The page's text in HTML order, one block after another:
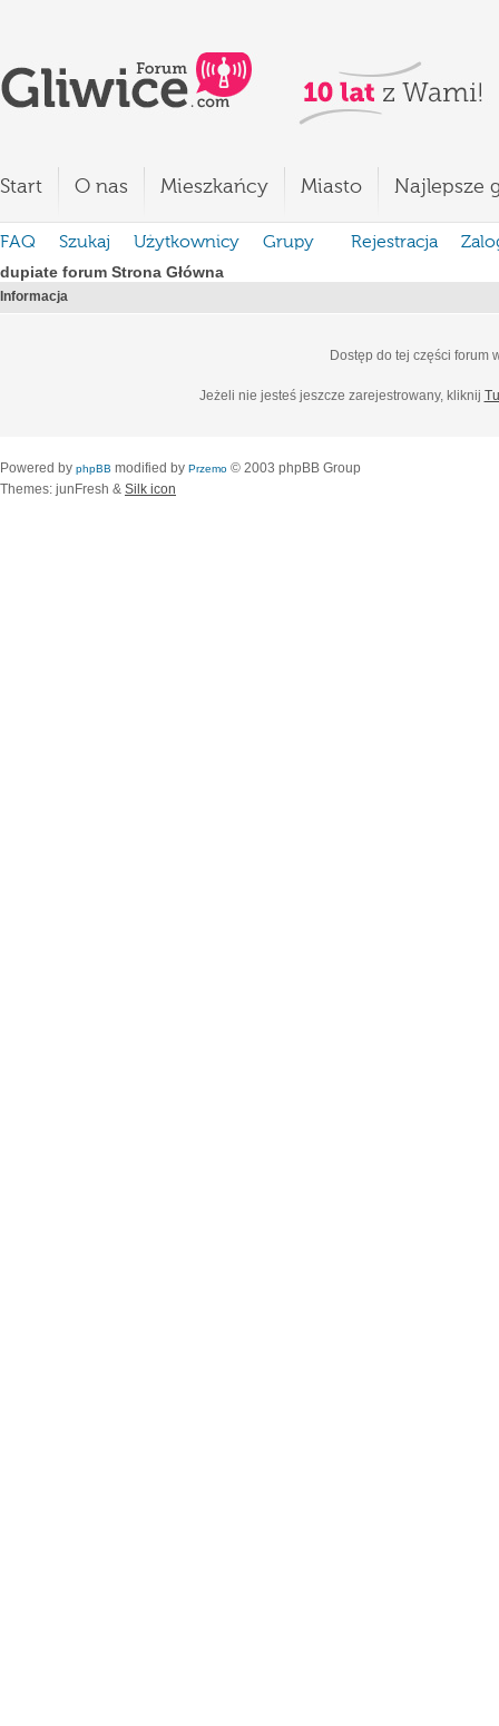
Start O nas Mieszkańcy Miasto Najlepsze
FAQ Szukaj Użytkownicy Grupy Rejestracja
dupiate forum Strona Główna
Informacja
Dostęp do tej części forum
Jeżeli nie jesteś jeszcze zarejestrowany, kliknij
Powered by phpBB modified by Przemo © 2003 phpBB Group
Themes: junFresh & Silk icon